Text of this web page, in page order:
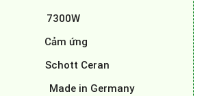
7300W
Cảm ứng
Schott Ceran
Made in Germany